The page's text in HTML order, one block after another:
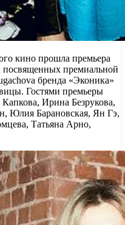
кино прошла премьера
премиальной
бренда «Эконика»
Гостями премьеры
Капкова, Ирина Безрукова,
Юлия Барановская, Ян Гэ,
Татьяна Арно,